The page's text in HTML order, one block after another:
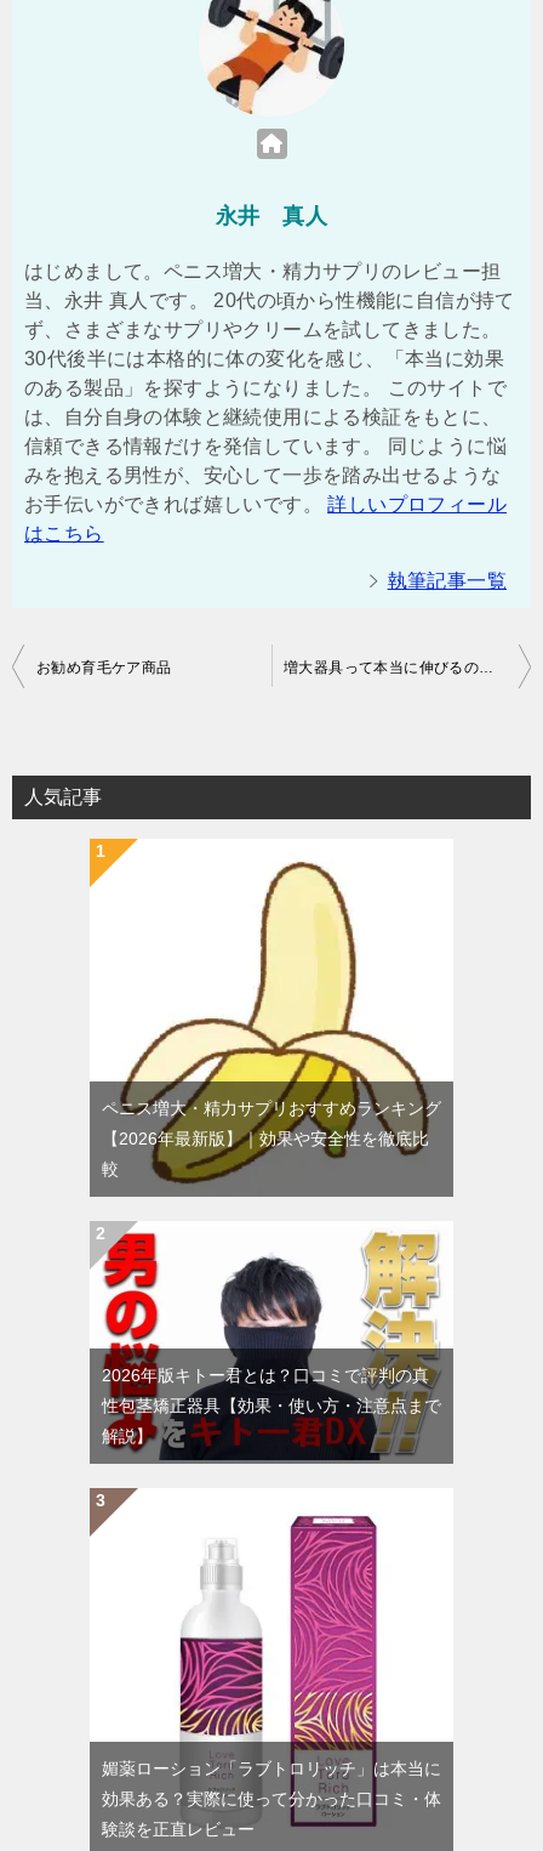
永井 真人
はじめまして。ペニス増大・精力サプリのレビュー担
当、永井 真人です。 20代の頃から性機能に自信が持て
ず、さまざまなサプリやクリームを試してきました。
30代後半には本格的に体の変化を感じ、「本当に効果
のある製品」を探すようになりました。 このサイトで
は、自分自身の体験と継続使用による検証をもとに、
信頼できる情報だけを発信しています。 同じように悩
みを抱える男性が、安心して一歩を踏み出せるような
お手伝いができれば嬉しいです。詳しいプロフィール
はこちら
執筆記事一覧
投
ビ
ゲ
お勧め育毛ケア商品 増大器具って本当に伸びるの？痛くない・バレない最新モデルを検証
人気記事
ペニス増大・精力サプリおすすめランキング
【2026年最新版】｜効果や安全性を徹底比
較
2026年版キトー君とは？口コミで評判の真
性包茎矯正器具【効果・使い方・注意点まで
解説】
媚薬ローション「ラブトロリッチ」は本当に
効果ある？実際に使って分かった口コミ・体
験談を正直レビュー